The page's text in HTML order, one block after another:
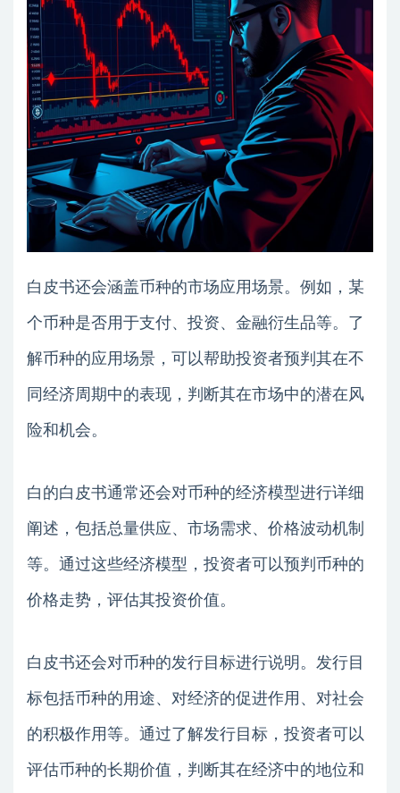
白皮书还会涵盖币种的市场应用场景。例如，某
个币种是否用于支付、投资、金融衍生品等。了
解币种的应用场景，可以帮助投资者预判其在不
同经济周期中的表现，判断其在市场中的潜在风
险和机会。
白的白皮书通常还会对币种的经济模型进行详细
阐述，包括总量供应、市场需求、价格波动机制
等。通过这些经济模型，投资者可以预判币种的
价格走势，评估其投资价值。
白皮书还会对币种的发行目标进行说明。发行目
标包括币种的用途、对经济的促进作用、对社会
的积极作用等。通过了解发行目标，投资者可以
评估币种的长期价值，判断其在经济中的地位和